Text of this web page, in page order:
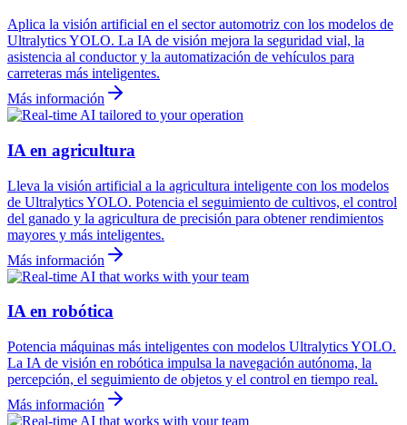
Aplica la visión artificial en el sector automotriz con los modelos de
Ultralytics YOLO. La IA de visión mejora la seguridad vial, la
asistencia al conductor y la automatización de vehículos para
carreteras más inteligentes.
Más información
IA en agricultura
Lleva la visión artificial a la agricultura inteligente con los modelos
de Ultralytics YOLO. Potencia el seguimiento de cultivos, el control
del ganado y la agricultura de precisión para obtener rendimientos
mayores y más inteligentes.
Más información
IA en robótica
Potencia máquinas más inteligentes con modelos Ultralytics YOLO.
La IA de visión en robótica impulsa la navegación autónoma, la
percepción, el seguimiento de objetos y el control en tiempo real.
Más información